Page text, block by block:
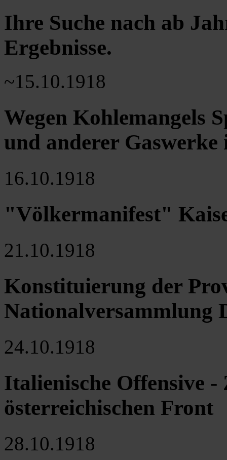
Ihre Suche nach ab
Ergebnisse.
~15.10.1918
Wegen Kohlemangels
und anderer
16.10.1918
"Völkermanifest"
21.10.1918
Konstituierung der
Nationalversammlung
24.10.1918
Italienische Offensive
österreichischen Front
28.10.1918